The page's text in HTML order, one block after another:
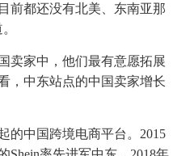
前都还没有北美、东南亚那
卖家中，他们最有意愿拓展
，中东站点的中国卖家增长
的中国跨境电商平台。2015